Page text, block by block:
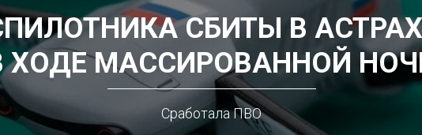
СБИТЫ В
ХОДЕ МАССИРОВАННОЙ
Сработала ПВО